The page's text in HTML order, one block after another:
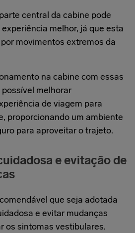
central da cabine pode
melhor, já que esta
movimentos extremos da
na cabine com essas
melhorar
de viagem para
proporcionando um ambiente
para aproveitar o trajeto.
e evitação de
que seja adotada
e evitar mudanças
os sintomas vestibulares.